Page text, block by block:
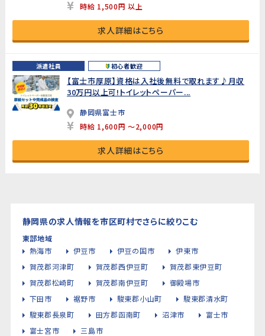
時給 1,500円 以上
求人詳細はこちら
派遣社員 初心者歓迎
【富士市厚原】資格は入社後無料で取れます♪月収
30万円以上可!トイレットペーパー...
静岡県富士市
時給 1,600円 ～2,000円
求人詳細はこちら
静岡県の求人情報を市区町村でさらに絞りこむ
東部地域
熱海市
伊豆市 伊豆の国市
伊東市
賀茂郡河津町
賀茂郡西伊豆町
賀茂郡東伊豆町
賀茂郡松崎町
賀茂郡南伊豆町
御殿場市
下田市
裾野市 駿東郡小山町
駿東郡清水町
駿東郡長泉町
田方郡函南町 沼津市
富士市
富士宮市
三島市